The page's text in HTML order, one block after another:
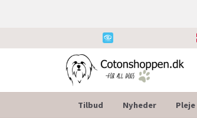
Tilbud Nyheder Pleje